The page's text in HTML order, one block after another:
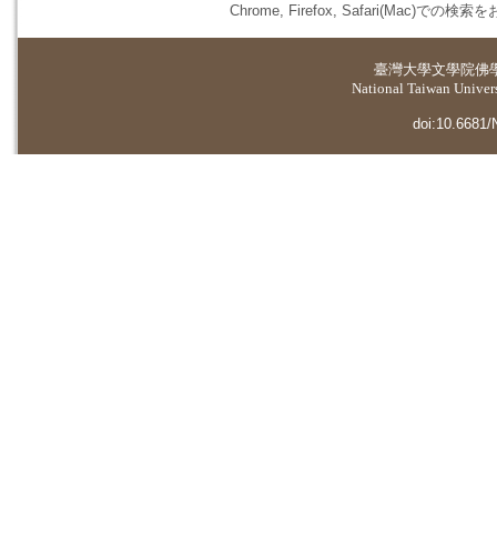
Chrome, Firefox, Safari(Mac)での検索を
臺灣大學文學院佛
National Taiwan
doi:10.6681/